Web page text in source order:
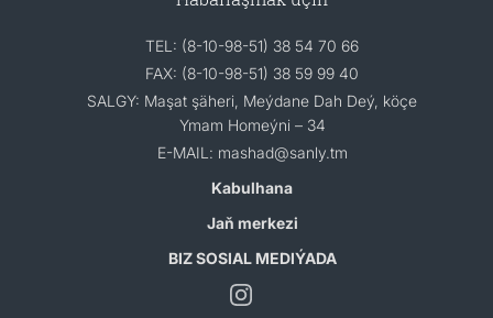
TEL: (8-10-98-51) 38 54 70 66
FAX: (8-10-98-51) 38 59 99 40
SALGY: Maşat şäheri, Meýdane Dah Deý, köçe
Ymam Homeýni – 34
E-MAIL: mashad@sanly.tm
Kabulhana
Jaň merkezi
BIZ SOSIAL MEDIÝADA